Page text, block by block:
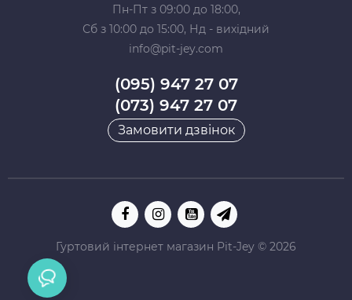
Пн-Пт з 09:00 до 18:00,
Сб з 10:00 до 15:00, Нд - вихідний
info@pit-jey.com
(095) 947 27 07
(073) 947 27 07
Замовити дзвінок
Гуртовий інтернет магазин Pit-Jey © 2026